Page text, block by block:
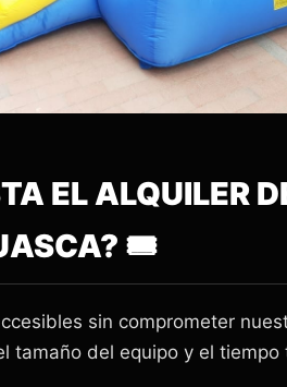
EL ALQUILER
🎟️
sin comprometer
tamaño del equipo y el tiempo